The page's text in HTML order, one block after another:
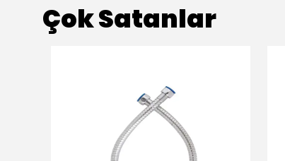
Çok Satanlar